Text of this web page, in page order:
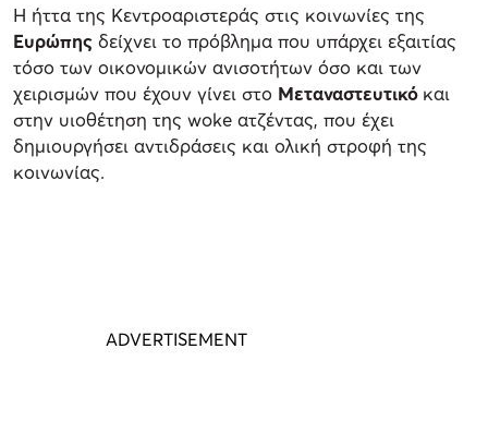
Η ήττα της Κεντροαριστεράς στις κοινωνίες της
Ευρώπης δείχνει το πρόβλημα που υπάρχει εξαιτίας
τόσο των οικονομικών ανισοτήτων όσο και των
χειρισμών που έχουν γίνει στο Μεταναστευτικό και
στην υιοθέτηση της woke ατζέντας, που έχει
δημιουργήσει αντιδράσεις και ολική στροφή της
κοινωνίας.